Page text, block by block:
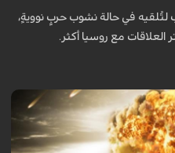
لتُلقيه في حالة نشوب حربٍ نوويةٍ،
مع روسيا أكثر.